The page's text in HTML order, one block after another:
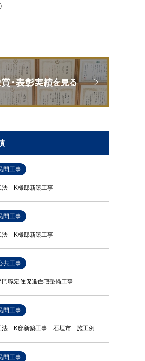
間工事
法 K様邸新築工事
間工事
法 K様邸新築工事
共工事
門職定住促進住宅整備工事
間工事
法 K邸新築工事 石垣市 施工例
間工事